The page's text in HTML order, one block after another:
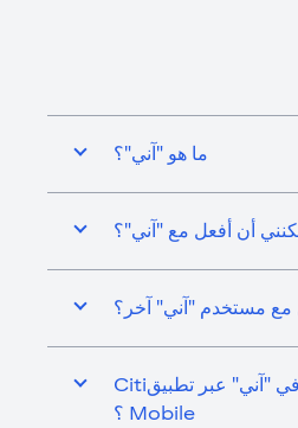
ما هو "آني"؟
أن أفعل مع "آني"؟
مع مستخدم "آني" آخر؟
كيف يمكنني التسجيل في "آني" عبر تطبيقCiti
Mobile ؟